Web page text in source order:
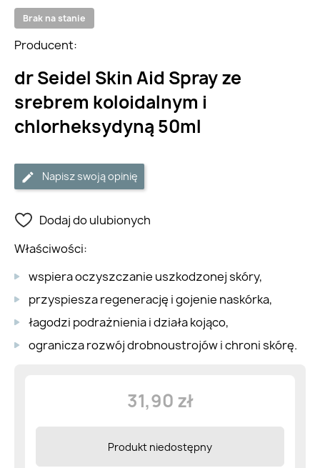
Brak na stanie
dr Seidel Skin Aid Spray ze
srebrem koloidalnym i
chlorheksydyną 50ml
Producent:
Napisz swoją opinię
Dodaj do ulubionych
Właściwości:
wspiera oczyszczanie uszkodzonej skóry,
przyspiesza regenerację i gojenie naskórka,
łagodzi podrażnienia i działa kojąco,
ogranicza rozwój drobnoustrojów i chroni skórę.
31,90 zł
Produkt niedostępny